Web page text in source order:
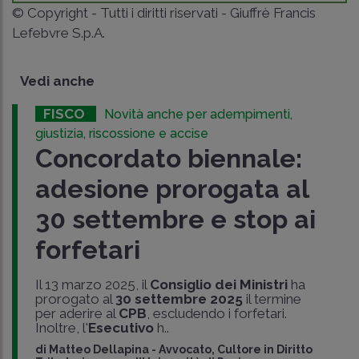
© Copyright - Tutti i diritti riservati - Giuffrè Francis
Lefebvre S.p.A.
Vedi anche
FISCO
Novità anche per adempimenti,
giustizia, riscossione e accise
Concordato biennale:
adesione prorogata al
30 settembre e stop ai
forfetari
Il 13 marzo 2025, il Consiglio dei Ministriha
prorogato al 30 settembre 2025il termine
per aderire al CPB, escludendo i forfetari.
Inoltre, l'Esecutivoh..
di Matteo Dellapina - Avvocato, Cultore in Diritto